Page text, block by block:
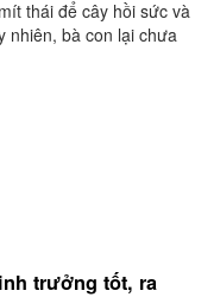
thái để cây hồi sức và
nhiên, bà con lại chưa
trưởng tốt, ra